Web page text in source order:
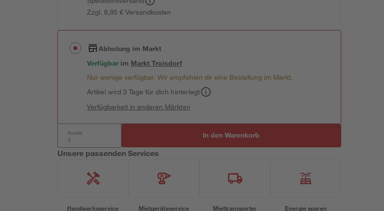
Zzgl. 8,95 € Versandkosten
Abholung im Markt
Verfügbar im MarktTroisdorf
Nur wenige verfügbar. Wir empfehlen dir eine Bestellung im Markt.
Artikel wird 3 Tage für dich hinterlegt
Verfügbarkeit in anderen Märkten
Anzahl: In den Warenkorb
Unsere passenden Services
Handwerksservice Mietgeräteservice Miettransporter Energie sparen